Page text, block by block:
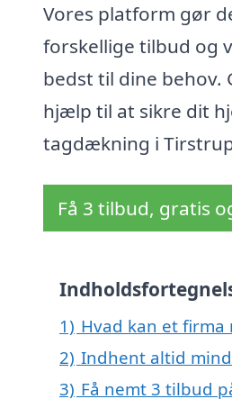
Vores platform gør
forskellige tilbud og
bedst til dine behov.
hjælp til at sikre dit
tagdækning i
Få 3 tilbud, gratis
1) Hvad kan et
2) Indhent altid
3) Få nemt 3 tilbud